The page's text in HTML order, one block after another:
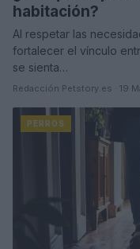
habitación?
Al respetar las
fortalecer el vínculo
se sienta…
Redacción Petstory.es · 19
PERROS